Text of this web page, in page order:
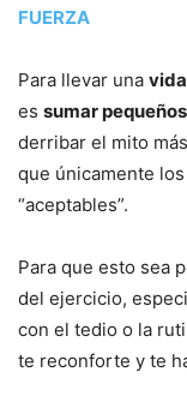
FUERZA
Para llevar una
es sumar
derribar el mito
que únicamente
“aceptables”.
Para que esto sea
del ejercicio,
con el tedio o la
te reconforte y te